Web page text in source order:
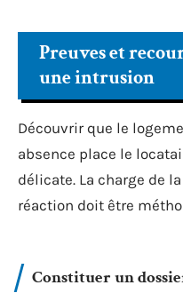
Preuves et
une intrusion
Découvrir que le
absence place le
délicate. La charge de
réaction doit être
Constituer un